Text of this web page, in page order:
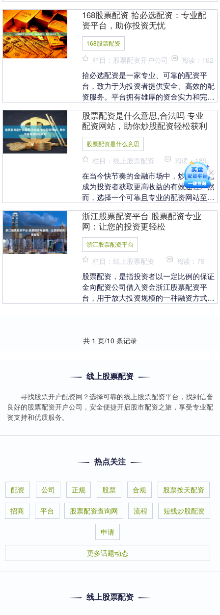
捷、高效的配资解决....
168股票配资 拾必选配资：专业配
资平台，助你投资无忧
168股票配资
栏目：股票配资开户公司 阅读：162
拾必选配资是一家专业、可靠的配资平
台，致力于为投资者提供安全、高效的配
资服务。平台拥有雄厚的资金实力和完善
配资公司向投资者....
股票配资是什么意思,合法吗 专业
配资网站，助你炒股配资轻松获利
股票配资是什么意思
栏目：线上股票配资 阅读：189
在当今快节奏的金融市场中，炒股配资已
成为投资者获取更高收益的有效途径。然
而，选择一个可靠且专业的配资网站至关
让投资者以较小....
浙江股票配资平台 股票配资专业
网：让您的投资更轻松
浙江股票配资平台
栏目：线上股票配资 阅读：79
股票配资，是指投资者以一定比例的保证
金向配资公司借入资金浙江股票配资平
台，用于放大投资规模的一种融资方式。
共 1 页/10 条记录
线上股票配资
寻找股票开户配资网？选择可靠的线上股票配资平台，找到信誉
良好的股票配资开户公司，安全便捷开启股市配资之旅，享受专业配
资支持和优质服务。
热点关注
配资 公司 正规 股票 合规 股票按天配资
招商 平台 股票配资查询网 流程 短线炒股配资
申请
更多话题动态
线上股票配资